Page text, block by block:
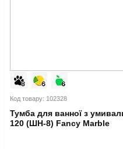
Код товару: 102328
Тумба для ванної з
120 (ШН-8) Fancy Marble